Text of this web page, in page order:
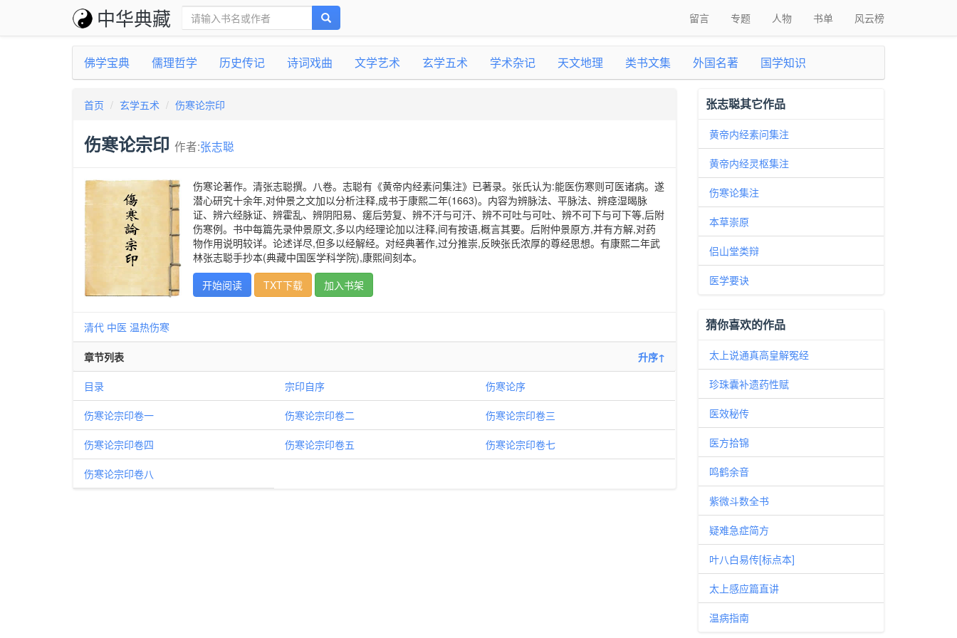
中华典藏 留言 专题 人物 书单 风云榜
佛学宝典 儒理哲学 历史传记 诗词戏曲 文学艺术 玄学五术 学术杂记 天文地理 类书文集 外国名著 国学知识
首页 玄学五术 伤寒论宗印
伤寒论宗印 作者:张志聪
伤寒论著作。清张志聪撰。八卷。志聪有《黄帝内经素问集注》已著录。张氏认为:能医伤寒则可医诸病。遂
潜心研究十余年,对仲景之文加以分析注释,成书于康熙二年(1663)。内容为辨脉法、平脉法、辨痉湿暍脉
证、辨六经脉证、辨霍乱、辨阴阳易、瘥后劳复、辨不汗与可汗、辨不可吐与可吐、辨不可下与可下等,后附
伤寒例。书中每篇先录仲景原文,多以内经理论加以注释,间有按语,概言其要。后附仲景原方,并有方解,对药
物作用说明较详。论述详尽,但多以经解经。对经典著作,过分推崇,反映张氏浓厚的尊经思想。有康熙二年武
林张志聪手抄本(典藏中国医学科学院),康熙间刻本。
开始阅读
TXT下载 加入书架
清代 中医 温热伤寒
章节列表 升序↑
目录 宗印自序 伤寒论序
伤寒论宗印卷一 伤寒论宗印卷二 伤寒论宗印卷三
伤寒论宗印卷四 伤寒论宗印卷五 伤寒论宗印卷七
伤寒论宗印卷八
张志聪其它作品
黄帝内经素问集注
黄帝内经灵枢集注
伤寒论集注
本草崇原
侣山堂类辩
医学要诀
猜你喜欢的作品
太上说通真高皇解冤经
珍珠囊补遗药性赋
医效秘传
医方拾锦
鸣鹤余音
紫微斗数全书
疑难急症简方
叶八白易传[标点本]
太上感应篇直讲
温病指南